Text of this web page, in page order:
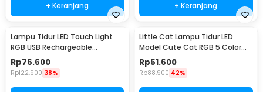
+ Keranjang + Keranjang
Lampu Tidur LED Touch Light
RGB USB Rechargeable
1500mAh 5V 3W - F8-1
Rp76.600
Rp122.900 38%
Little Cat Lampu Tidur LED
Model Cute Cat RGB 5 Color
0.3W 4.5V - LJC-124
Rp51.600
Rp88.900 42%